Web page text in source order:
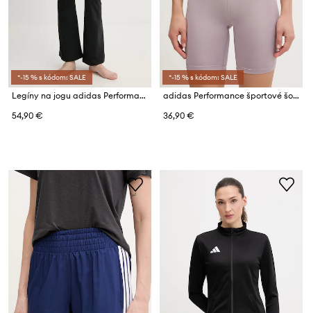
*-15 % s kódom: SALE
Legíny na jogu adidas Performance All Me
54,90 €
*-15 % s kódom: SALE
adidas Performance športové šortky dámske
36,90 €